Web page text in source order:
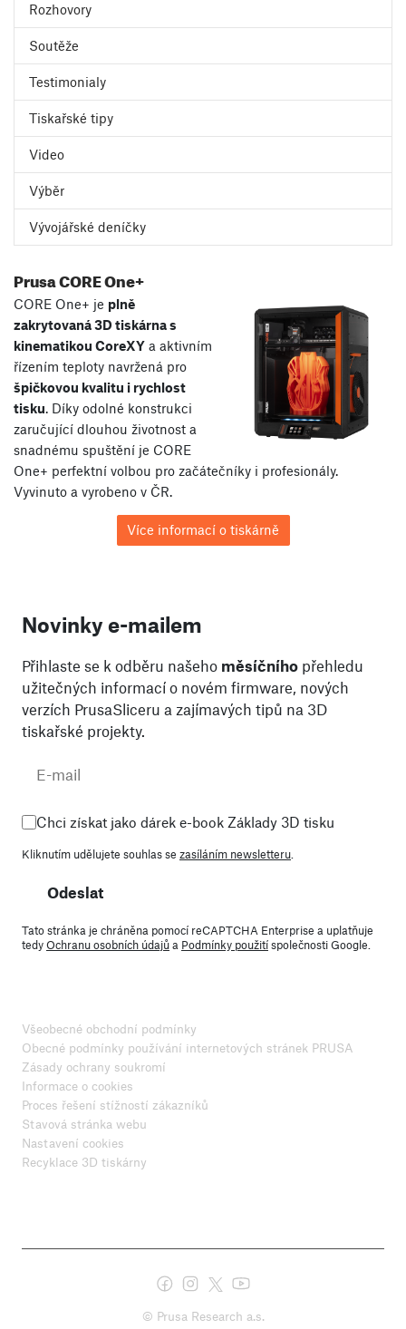
Rozhovory
Soutěže
Testimonialy
Tiskařské tipy
Video
Výběr
Vývojářské deníčky
Prusa CORE One+
CORE One+ je plně
zakrytovaná 3D tiskárna s
kinematikou CoreXY a aktivním
řízením teploty navržená pro
špičkovou kvalitu i rychlost
tisku. Díky odolné konstrukci
zaručující dlouhou životnost a
snadnému spuštění je CORE
One+ perfektní volbou pro začátečníky i profesionály.
Vyvinuto a vyrobeno v ČR.
Více informací o tiskárně
Novinky e-mailem
Přihlaste se k odběru našeho měsíčního přehledu
užitečných informací o novém firmware, nových
verzích PrusaSliceru a zajímavých tipů na 3D
tiskařské projekty.
Chci získat jako dárek e-book Základy 3D tisku
Kliknutím udělujete souhlas se zasíláním newsletteru
Odeslat
Tato stránka je chráněna pomocí reCAPTCHA Enterprise a uplatňuje
tedyOchranu osobních údajůa Podmínky použitíspolečnosti Google.
Všeobecné obchodní podmínky
Obecné podmínky používání internetových stránek PRUSA
Zásady ochrany soukromí
Informace o cookies
Proces řešení stížností zákazníků
Stavová stránka webu
Nastavení cookies
Recyklace 3D tiskárny
© Prusa Research a.s.